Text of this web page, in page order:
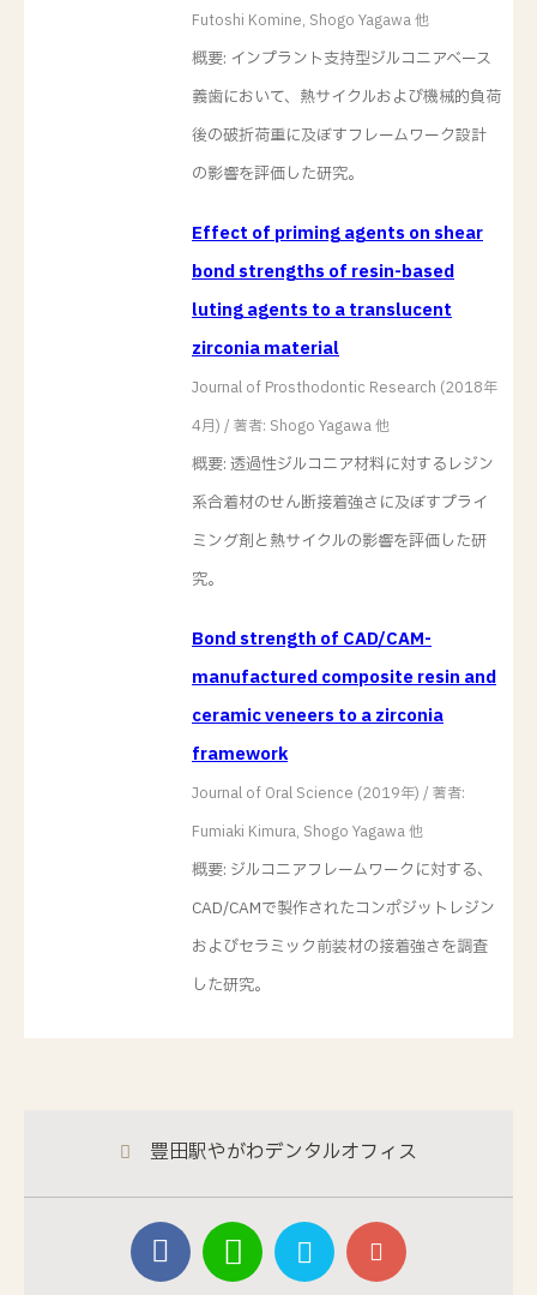
Futoshi Komine, Shogo Yagawa 他
概要: インプラント支持型ジルコニアベース
義歯において、熱サイクルおよび機械的負荷
後の破折荷重に及ぼすフレームワーク設計
の影響を評価した研究。
Effect of priming agents on shear
bond strengths of resin-based
luting agents to a translucent
zirconia material
Journal of Prosthodontic Research (2018年
4月) / 著者: Shogo Yagawa 他
概要: 透過性ジルコニア材料に対するレジン
系合着材のせん断接着強さに及ぼすプライ
ミング剤と熱サイクルの影響を評価した研
究。
Bond strength of CAD/CAM-
manufactured composite resin and
ceramic veneers to a zirconia
framework
Journal of Oral Science (2019年) / 著者:
Fumiaki Kimura, Shogo Yagawa 他
概要: ジルコニアフレームワークに対する、
CAD/CAMで製作されたコンポジットレジン
およびセラミック前装材の接着強さを調査
した研究。
豊田駅やがわデンタルオフィス